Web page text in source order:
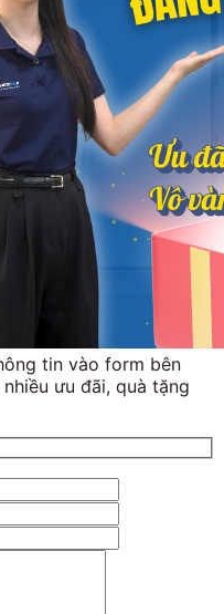
tin vào form bên
ưu đãi, quà tặng